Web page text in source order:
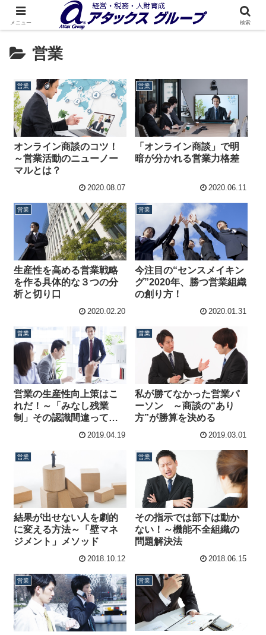
営業
営業
オンライン商談のコツ！
～営業活動のニューノー
マルとは？
2020.08.07
営業
「オンライン商談」で明
暗が分かれる営業力格差
2020.06.11
営業
生産性を高める営業戦略
を作る具体的な３つの分
析と切り口
2020.02.20
営業
今注目の“センスメイキン
グ”2020年、勝つ営業組織
の創り方！
2020.01.31
営業
営業の生産性向上策はこ
れだ！～「みなし残業
制」その認識間違ってい
2019.04.19
営業
私が勝てなかった営業パ
ーソン ～商談の“あり
方”が勝算を決める
2019.03.01
営業
結果が出せない人を劇的
に変える方法～「壁マネ
ジメント」メソッド
2018.10.12
営業
その指示では部下は動か
ない！～機能不全組織の
問題解決法
2018.06.15
営業 営業
メニュー 検索